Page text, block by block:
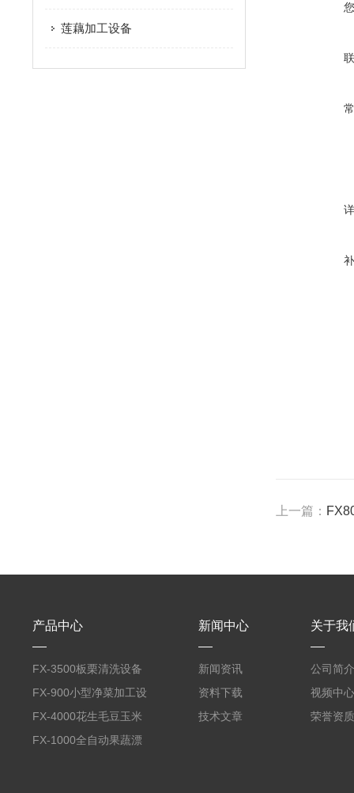
莲藕加工设备
上一篇：
产品中心
FX-3500板栗清洗设备
全自动气泡清洗机
FX-900小型净菜加工设
备野菜清洗机
FX-4000花生毛豆玉米
蒸煮漂烫机
FX-1000全自动果蔬漂
新闻中心
新闻资讯
资料下载
技术文章
关于我
公司简介
视频中心
荣誉资质